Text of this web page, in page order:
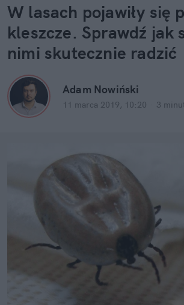
W lasach pojawiły się
kleszcze. Sprawdź jak
nimi skutecznie radzić
Adam Nowiński
11 marca 2019, 10:20 3